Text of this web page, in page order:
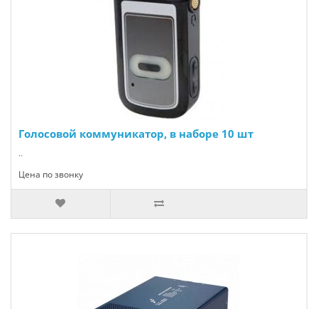
Голосовой коммуникатор, в наборе 10 шт
..
Цена по звонку